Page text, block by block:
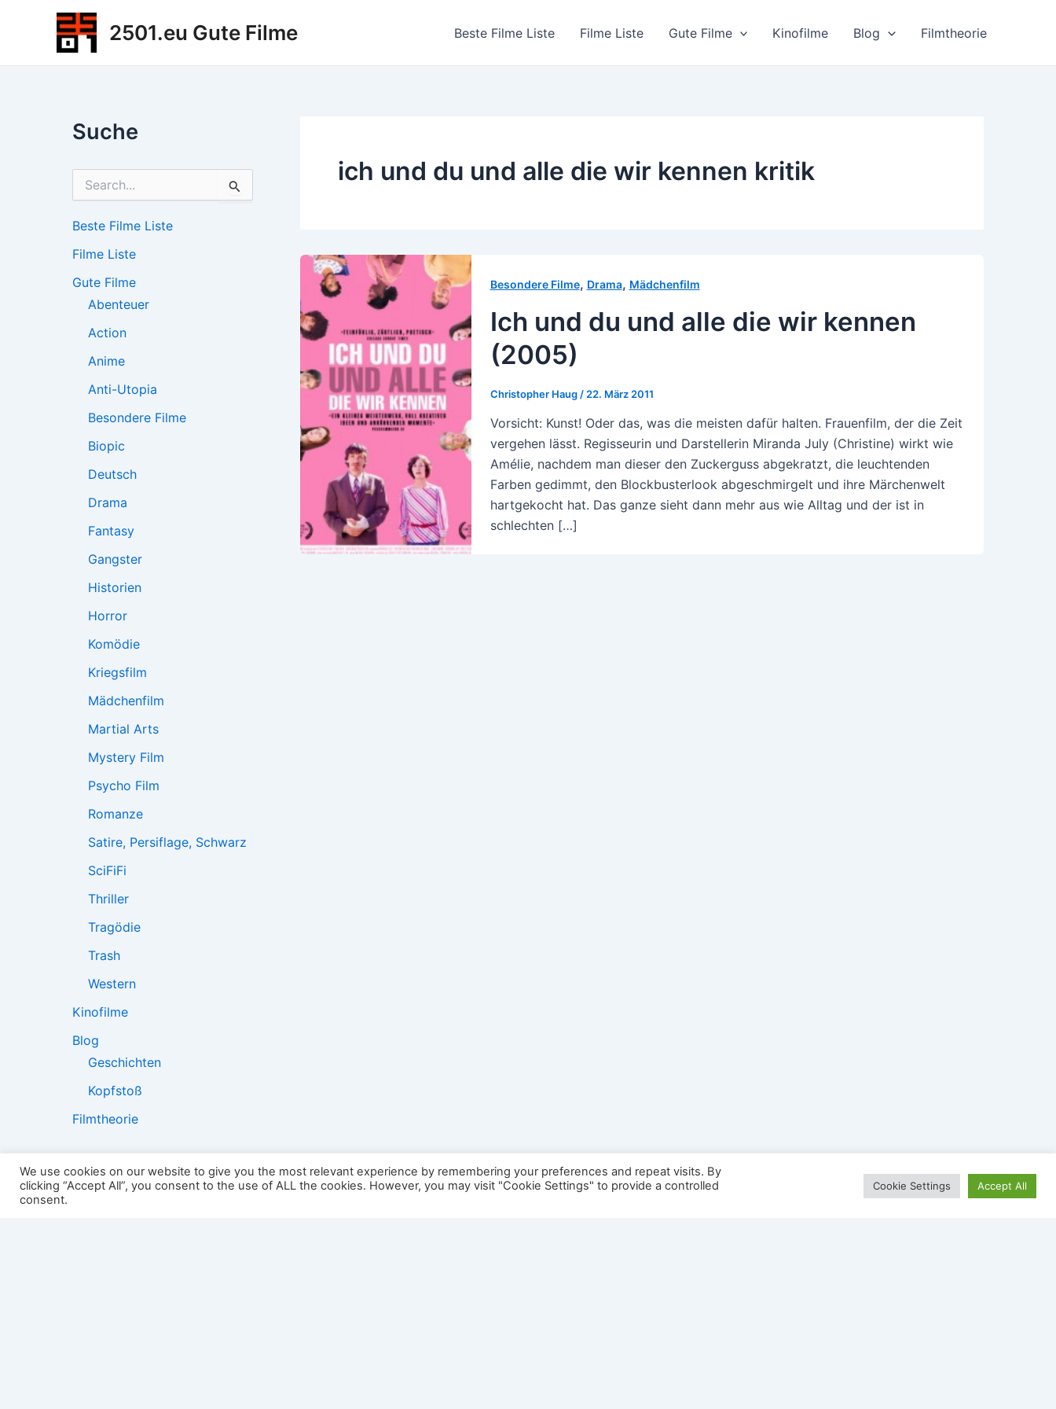
2501.eu Gute Filme Beste Filme Liste Filme Liste Gute Filme Kinofilme Blog Filmtheorie
Suche
h
n
a
Beste Filme Liste
Filme Liste
Gute Filme
Abenteuer
Action
Anime
Anti-Utopia
Besondere Filme
Biopic
Deutsch
Drama
Fantasy
Gangster
Historien
Horror
Komödie
Kriegsfilm
Mädchenfilm
Martial Arts
Mystery Film
Psycho Film
Romanze
Satire, Persiflage, Schwarz
SciFiFi
Thriller
Tragödie
Trash
Western
Kinofilme
Blog
Geschichten
Kopfstoß
Filmtheorie
ich und du und alle die wir kennen kritik
Besondere Filme, Drama, Mädchenfilm
Ich und du und alle die wir kennen
(2005)
Christopher Haug / 22. März 2011
Vorsicht: Kunst! Oder das, was die meisten dafür halten. Frauenfilm, der die Zeit
vergehen lässt. Regisseurin und Darstellerin Miranda July (Christine) wirkt wie
Amélie, nachdem man dieser den Zuckerguss abgekratzt, die leuchtenden
Farben gedimmt, den Blockbusterlook abgeschmirgelt und ihre Märchenwelt
hartgekocht hat. Das ganze sieht dann mehr aus wie Alltag und der ist in
schlechten […]
2501:
We use cookies on our website to give you the most relevant experience by remembering your preferences and repeat visits. By
clicking “Accept All”, you consent to the use of ALL the cookies. However, you may visit "Cookie Settings" to provide a controlled
consent.
Cookie Settings Accept All